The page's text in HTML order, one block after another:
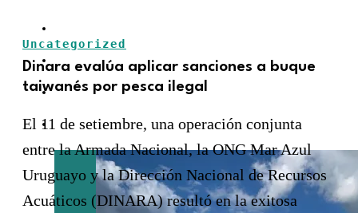
FERROVIARIO
LOGÍSTICA
COMERCIO EXTERIOR
Uncategorized
Dinara evalúa aplicar sanciones a buque
taiwanés por pesca ilegal
El 11 de setiembre, una operación conjunta
entre la Armada Nacional, la ONG Mar Azul
Uruguayo y la Dirección Nacional de Recursos
Acuáticos (DINARA) resultó en la exitosa